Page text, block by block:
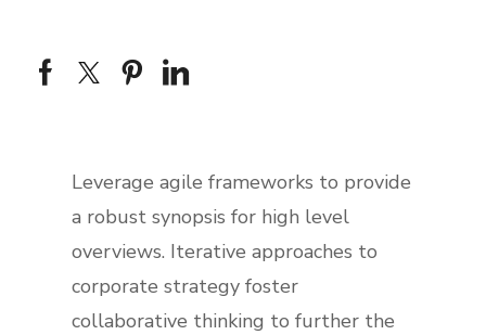
Leverage agile frameworks to provide
a robust synopsis for high level
overviews. Iterative approaches to
corporate strategy foster
collaborative thinking to further the